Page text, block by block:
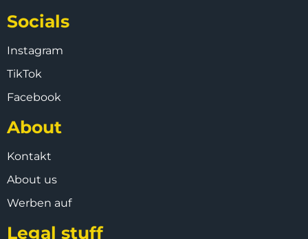
Socials
Instagram
TikTok
Facebook
About
Kontakt
About us
Werben auf
Legal stuff